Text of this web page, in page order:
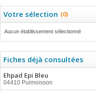
Votre sélection (0)
Aucun établissement sélectionné
Fiches déjà consultées
Ehpad Epi Bleu
04410 Puimoisson